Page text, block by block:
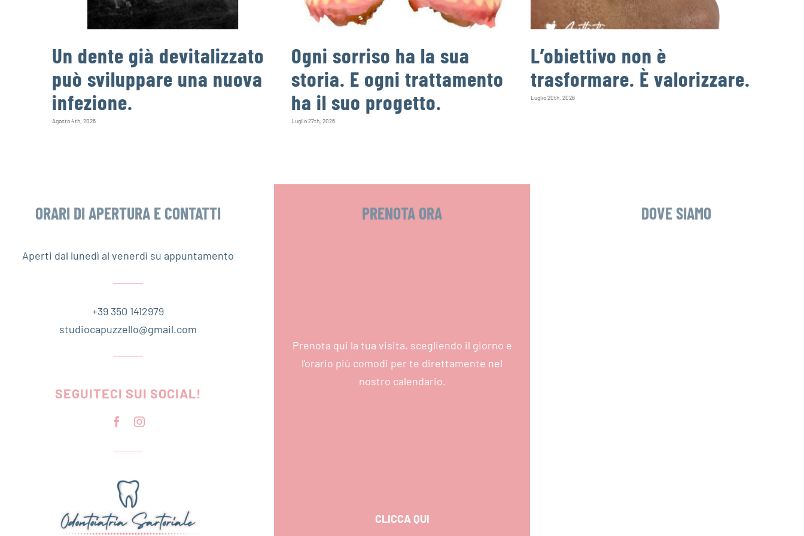
Un dente già devitalizzato
può sviluppare una nuova
infezione.
Agosto 4th, 2026
Ogni sorriso ha la sua
storia. E ogni trattamento
ha il suo progetto.
Luglio 27th, 2026
L’obiettivo non è
trasformare. È valorizzare.
Luglio 20th, 2026
ORARI DI APERTURA E CONTATTI
Aperti dal lunedì al venerdì su appuntamento
+39 350 1412979
studiocapuzzello@gmail.com
SEGUITECI SUI SOCIAL!
PRENOTA ORA
Prenota qui la tua visita, scegliendo il giorno e
l'orario più comodi per te direttamente nel
nostro calendario.
CLICCA QUI
DOVE SIAMO